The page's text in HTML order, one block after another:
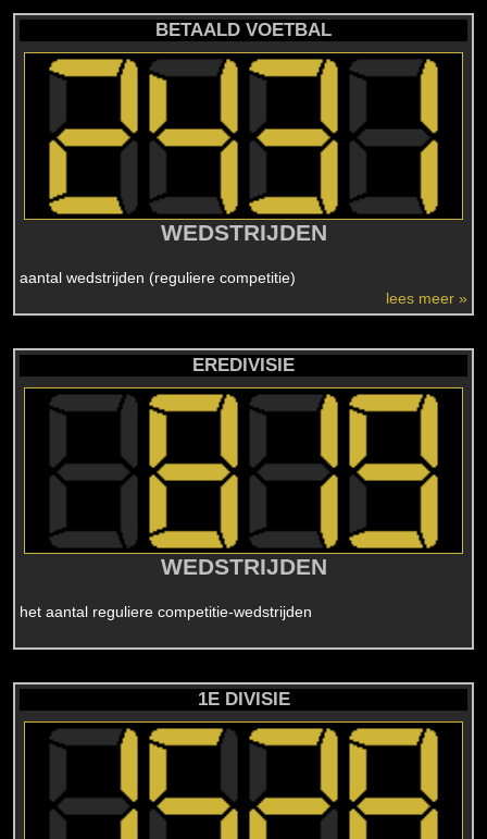
BETAALD VOETBAL
WEDSTRIJDEN
aantal wedstrijden (reguliere competitie)
lees meer »
EREDIVISIE
WEDSTRIJDEN
het aantal reguliere competitie-wedstrijden
1E DIVISIE